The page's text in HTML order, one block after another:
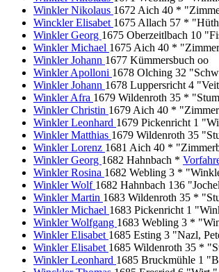
Winkler Nikolaus 1672 Aich 40 *
Winckler Elisabet 1675 Allach 57 *
Winkler Georg 1675 Oberzeitlbach 10
Winkler Michael 1675 Aich 40 *
Winkler Johann 1677 Kümmersbuch oo
Winkler Apolloni 1678 Olching 32
Winkler Johann 1678 Luppersricht 4
Winkler Afra 1679 Wildenroth 35 *
Winkler Christin 1679 Aich 40 *
Winkler Leonhard 1679 Pickenricht 1
Winkler Matthias 1679 Wildenroth 35
Winkler Lorenz 1681 Aich 40 *
Winkler Georg 1682 Hahnbach *
Winkler Rosina 1682 Webling 3 *
Winkler Wolf 1682 Hahnbach 136
Winkler Martin 1683 Wildenroth 35 *
Winkler Michael 1683 Pickenricht 1
Winkler Wolfgang 1683 Webling 3 *
Winkler Elisabet 1685 Esting 3 "Nazl,
Winkler Elisabet 1685 Wildenroth 35 *
Winkler Leonhard 1685 Bruckmühle 1